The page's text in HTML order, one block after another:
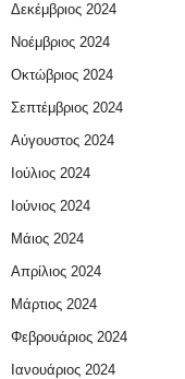
Δεκέμβριος 2024
Νοέμβριος 2024
Οκτώβριος 2024
Σεπτέμβριος 2024
Αύγουστος 2024
Ιούλιος 2024
Ιούνιος 2024
Μάιος 2024
Απρίλιος 2024
Μάρτιος 2024
Φεβρουάριος 2024
Ιανουάριος 2024